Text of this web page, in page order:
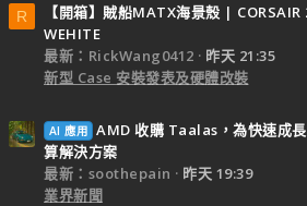
R
【開箱】賊船MATX海景殼 | CORSAIR
WEHITE
最新：RickWang0412
昨天 21:35
新型 Case 安裝發表及硬體改裝
AI 應用 AMD 收購 Taalas，為快速成
算解決方案
最新：soothepain
昨天 19:39
業界新聞